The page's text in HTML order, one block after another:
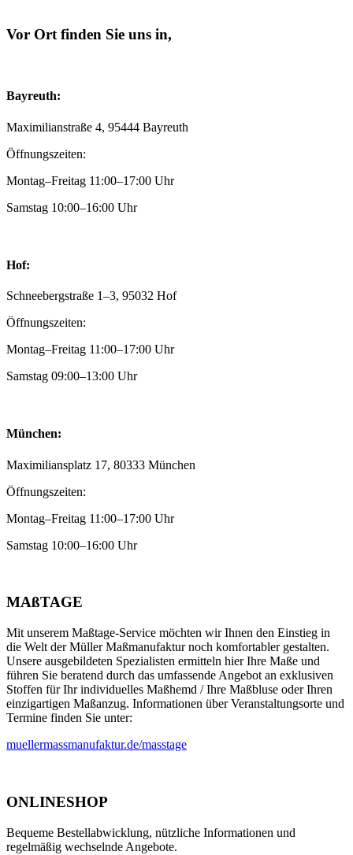
Vor Ort finden Sie uns in,
Bayreuth:
Maximilianstraße 4, 95444 Bayreuth
Öffnungszeiten:
Montag–Freitag 11:00–17:00 Uhr
Samstag 10:00–16:00 Uhr
Hof:
Schneebergstraße 1–3, 95032 Hof
Öffnungszeiten:
Montag–Freitag 11:00–17:00 Uhr
Samstag 09:00–13:00 Uhr
München:
Maximiliansplatz 17, 80333 München
Öffnungszeiten:
Montag–Freitag 11:00–17:00 Uhr
Samstag 10:00–16:00 Uhr
MAßTAGE
Mit unserem Maßtage-Service möchten wir Ihnen den Einstieg in
die Welt der Müller Maßmanufaktur noch komfortabler gestalten.
Unsere ausgebildeten Spezialisten ermitteln hier Ihre Maße und
führen Sie beratend durch das umfassende Angebot an exklusiven
Stoffen für Ihr individuelles Maßhemd / Ihre Maßbluse oder Ihren
einzigartigen Maßanzug. Informationen über Veranstaltungsorte und
Termine finden Sie unter:
muellermassmanufaktur.de/masstage
ONLINESHOP
Bequeme Bestellabwicklung, nützliche Informationen und
regelmäßig wechselnde Angebote.